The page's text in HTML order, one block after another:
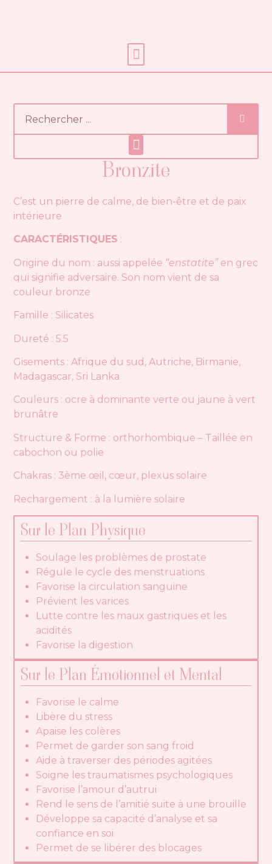
Bronzite
C’est un pierre de calme, de bien-être et de paix
intérieure
CARACTÉRISTIQUES :
Origine du nom : aussi appelée “enstatite” en grec
qui signifie adversaire. Son nom vient de sa
couleur bronze
Famille : Silicates
Dureté : 5.5
Gisements : Afrique du sud, Autriche, Birmanie,
Madagascar, Sri Lanka
Couleurs : ocre à dominante verte ou jaune à vert
brunâtre
Structure & Forme : orthorhombique – Taillée en
cabochon ou polie
Chakras : 3ème œil, cœur, plexus solaire
Rechargement : à la lumière solaire
Sur le Plan Physique
Soulage les problèmes de prostate
Régule le cycle des menstruations
Favorise la circulation sanguine
Prévient les varices
Lutte contre les maux gastriques et les
acidités
Favorise la digestion
Sur le Plan Émotionnel et Mental
Favorise le calme
Libère du stress
Apaise les colères
Permet de garder son sang froid
Aide à traverser des périodes agitées
Soigne les traumatismes psychologiques
Favorise l’amour d’autrui
Rend le sens de l’amitié suite à une brouille
Développe sa capacité d’analyse et sa
confiance en soi
Permet de se libérer des blocages